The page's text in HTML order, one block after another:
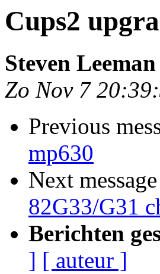
Cups2
Steven Leeman
Zo Nov 7
Previous
mp630
Next
82G33/G31
Berichten
] [ auteur ]